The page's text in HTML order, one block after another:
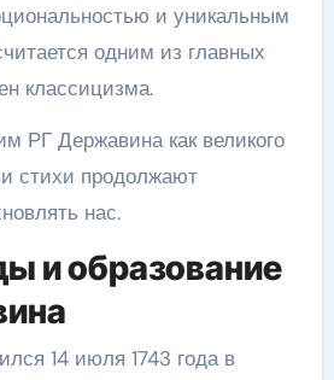
и уникальным
одним из главных
классицизма.
РГ Державина как великого
стихи продолжают
нас.
и образование
14 июля 1743 года в